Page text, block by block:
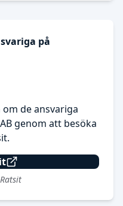
på
de ansvariga
genom att besöka